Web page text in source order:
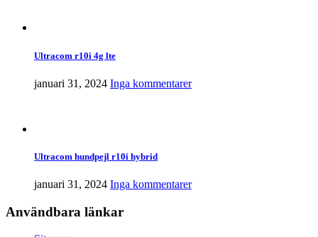
Ultracom r10i 4g lte
januari 31, 2024 Inga kommentarer
Ultracom hundpejl r10i hybrid
januari 31, 2024 Inga kommentarer
Användbara länkar